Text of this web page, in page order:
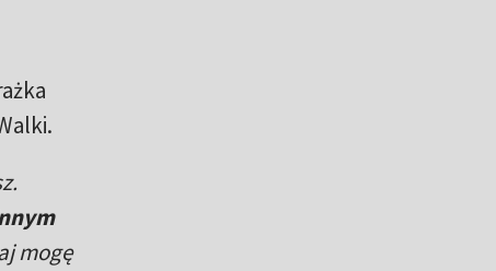
mogę